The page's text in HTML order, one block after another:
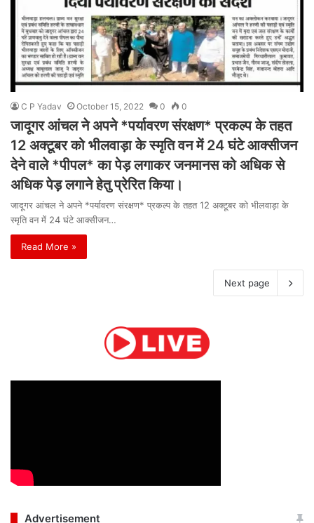
C P Yadav October 15, 2022 0 0
जादूगर आंचल ने अपने *पर्यावरण संरक्षण* प्रकल्प के तहत
12 अक्टूबर को भीलवाड़ा के स्मृति वन में 24 घंटे आक्सीजन
देने वाले *पीपल* का पेड़ लगाकर जनमानस को अधिक से
अधिक पेड़ लगाने हेतु प्रेरित किया।
जादूगर आंचल ने अपने *पर्यावरण संरक्षण* प्रकल्प के तहत 12 अक्टूबर को भीलवाड़ा के
स्मृति वन में 24 घंटे आक्सीजन…
Read More »
Next page
Advertisement